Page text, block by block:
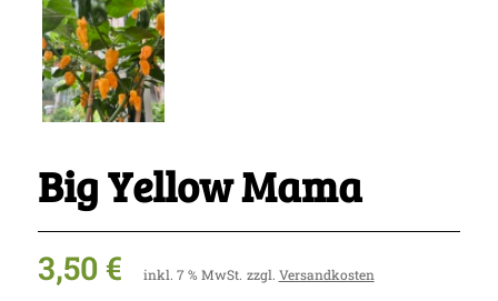
Big Yellow Mama
3,50 € inkl. 7 % MwSt. zzgl. Versandkosten